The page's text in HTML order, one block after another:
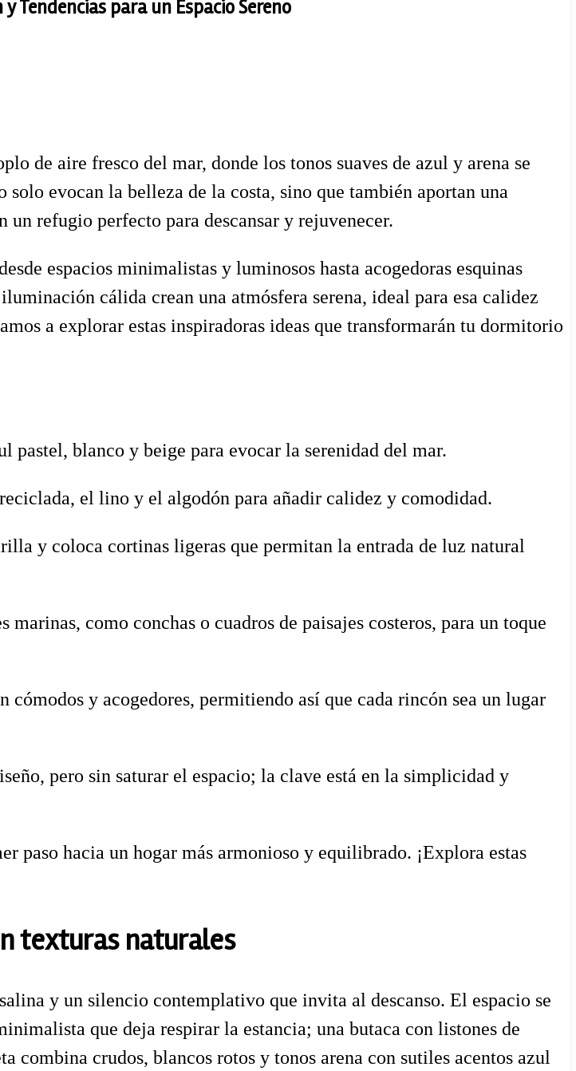
Tendencias para un Espacio Sereno
de aire fresco del mar, donde los tonos suaves de azul y arena se
evocan la belleza de la costa, sino que también aportan una
refugio perfecto para descansar y rejuvenecer.
espacios minimalistas y luminosos hasta acogedoras esquinas
cálida crean una atmósfera serena, ideal para esa calidez
a explorar estas inspiradoras ideas que transformarán tu dormitorio
pastel, blanco y beige para evocar la serenidad del mar.
el lino y el algodón para añadir calidez y comodidad.
y coloca cortinas ligeras que permitan la entrada de luz natural
como conchas o cuadros de paisajes costeros, para un toque
y acogedores, permitiendo así que cada rincón sea un lugar
pero sin saturar el espacio; la clave está en la simplicidad y
paso hacia un hogar más armonioso y equilibrado. ¡Explora estas
texturas naturales
y un silencio contemplativo que invita al descanso. El espacio se
que deja respirar la estancia; una butaca con listones de
crudos, blancos rotos y tonos arena con sutiles acentos azul